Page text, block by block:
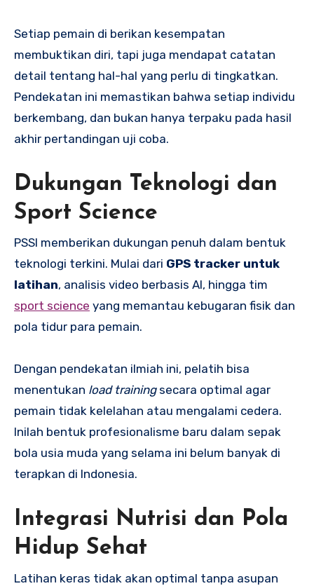
Setiap pemain di berikan kesempatan
membuktikan diri, tapi juga mendapat catatan
detail tentang hal-hal yang perlu di tingkatkan.
Pendekatan ini memastikan bahwa setiap individu
berkembang, dan bukan hanya terpaku pada hasil
akhir pertandingan uji coba.
Dukungan Teknologi dan
Sport Science
PSSI memberikan dukungan penuh dalam bentuk
teknologi terkini. Mulai dari GPS tracker untuk
latihan, analisis video berbasis AI, hingga tim
sport science yang memantau kebugaran fisik dan
pola tidur para pemain.
Dengan pendekatan ilmiah ini, pelatih bisa
menentukan load trainingsecara optimal agar
pemain tidak kelelahan atau mengalami cedera.
Inilah bentuk profesionalisme baru dalam sepak
bola usia muda yang selama ini belum banyak di
terapkan di Indonesia.
Integrasi Nutrisi dan Pola
Hidup Sehat
Latihan keras tidak akan optimal tanpa asupan